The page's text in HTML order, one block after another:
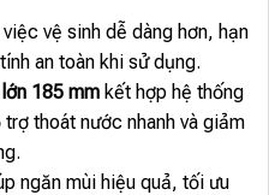
vệ sinh dễ dàng hơn, hạn
an toàn khi sử dụng.
185 mmkết hợp hệ thống
thoát nước nhanh và giảm
ngăn mùi hiệu quả, tối ưu